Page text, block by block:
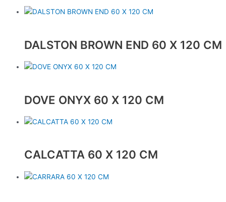
DALSTON BROWN END 60 X 120 CM
DOVE ONYX 60 X 120 CM
CALCATTA 60 X 120 CM